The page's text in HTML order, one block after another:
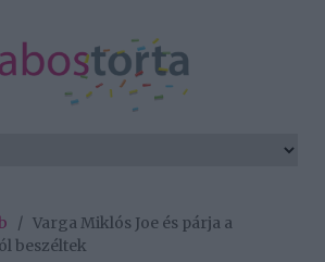
/ Varga Miklós Joe és párja a
beszéltek